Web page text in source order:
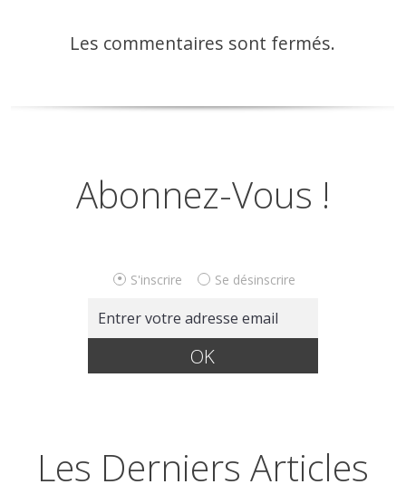
Les commentaires sont fermés.
Abonnez-Vous !
S'inscrire Se désinscrire
Les Derniers Articles